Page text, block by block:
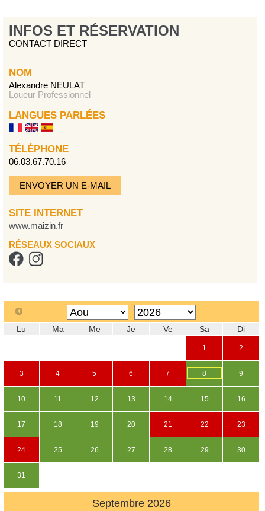
INFOS ET RÉSERVATION
CONTACT DIRECT
NOM
Alexandre NEULAT
Loueur Professionnel
LANGUES PARLÉES
TÉLÉPHONE
06.03.67.70.16
ENVOYER UN E-MAIL
SITE INTERNET
www.maizin.fr
RÉSEAUX SOCIAUX
Lu Ma Me Je Ve Sa Di
1 2
3 4 5 6 7 8 9
10 11 12 13 14 15 16
17 18 19 20 21 22 23
24 25 26 27 28 29 30
31
Septembre 2026